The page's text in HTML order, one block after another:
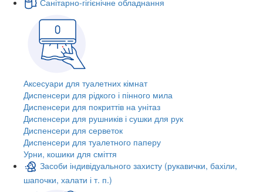
Аксесуари для туалетних кімнат
Диспенсери для рідкого і пінного мила
Диспенсери для покриттів на унітаз
Диспенсери для рушників і сушки для рук
Диспенсери для серветок
Диспенсери для туалетного паперу
Урни, кошики для сміття
Засоби індивідуального захисту (рукавички, бахіли,
шапочки, халати і т. п.)